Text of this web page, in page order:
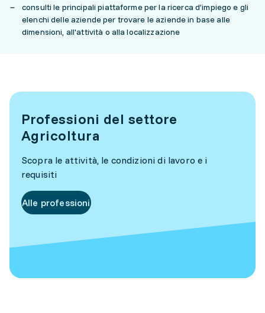
consulti le principali piattaforme per la ricerca d’impiego e gli
elenchi delle aziende per trovare le aziende in base alle
dimensioni, all'attività o alla localizzazione
Professioni del settore
Agricoltura
Scopra le attività, le condizioni di lavoro e i
requisiti
Alle professioni